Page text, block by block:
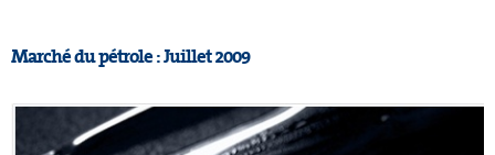
Marché du pétrole : Juillet 2009